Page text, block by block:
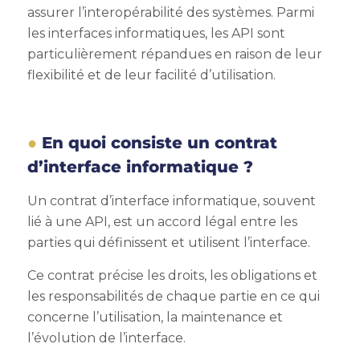
assurer l’interopérabilité des systèmes. Parmi
les interfaces informatiques, les API sont
particulièrement répandues en raison de leur
flexibilité et de leur facilité d’utilisation.
En quoi consiste un contrat
d’interface informatique ?
Un contrat d’interface informatique, souvent
lié à une API, est un accord légal entre les
parties qui définissent et utilisent l’interface.
Ce contrat précise les droits, les obligations et
les responsabilités de chaque partie en ce qui
concerne l’utilisation, la maintenance et
l’évolution de l’interface.